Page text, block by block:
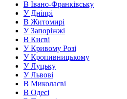
В Івано-Франківську
У Дніпрі
В Житомирі
У Запоріжжі
В Києві
У Кривому Розі
У Кропивницькому
У Луцьку
У Львові
В Миколаєві
В Одесі